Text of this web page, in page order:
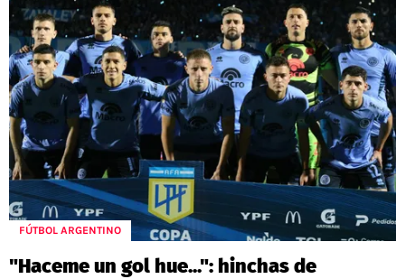
FÚTBOL ARGENTINO
"Haceme un gol hue...": hinchas de